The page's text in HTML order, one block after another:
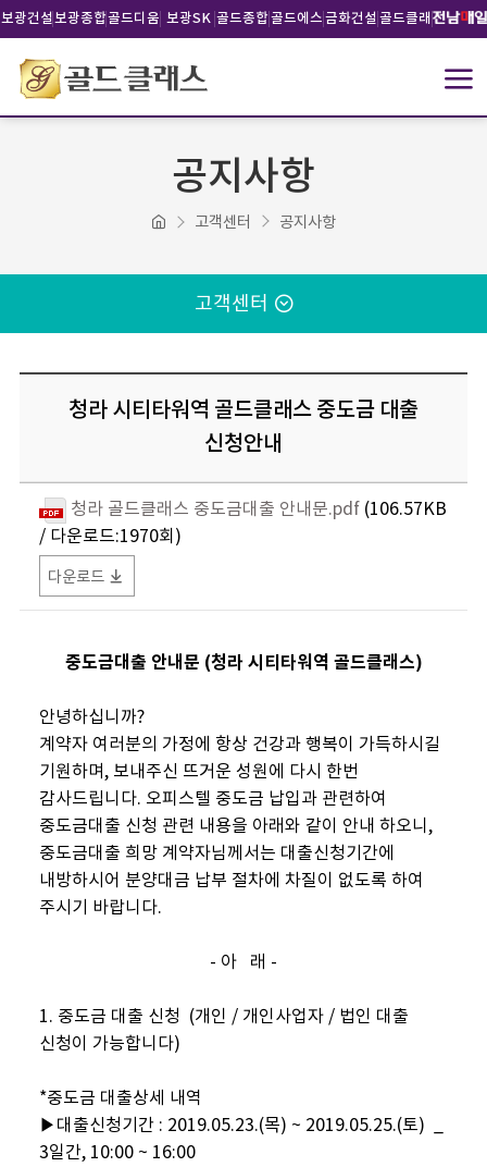
보광건설보광종합골드디움 보광SK 골드종합골드에스 금화건설 골드클래
고객센터
공지사항
고객센터 공지사항
청라 시티타워역 골드클래스 중도금 대출
신청안내
청라 골드클래스 중도금대출 안내문.pdf (106.57KB
/ 다운로드:1970회)
다운로드
중도금대출 안내문 (청라 시티타워역 골드클래스)
안녕하십니까?
계약자 여러분의 가정에 항상 건강과 행복이 가득하시길
기원하며, 보내주신 뜨거운 성원에 다시 한번
감사드립니다. 오피스텔 중도금 납입과 관련하여
중도금대출 신청 관련 내용을 아래와 같이 안내 하오니,
중도금대출 희망 계약자님께서는 대출신청기간에
내방하시어 분양대금 납부 절차에 차질이 없도록 하여
주시기 바랍니다.
- 아 래 -
1. 중도금 대출 신청 (개인 / 개인사업자 / 법인 대출
신청이 가능합니다)
*중도금 대출상세 내역
▶대출신청기간 : 2019.05.23.(목) ~ 2019.05.25.(토) _
3일간, 10:00 ~ 16:00